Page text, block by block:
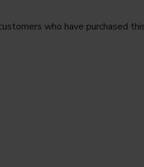
who have purchased